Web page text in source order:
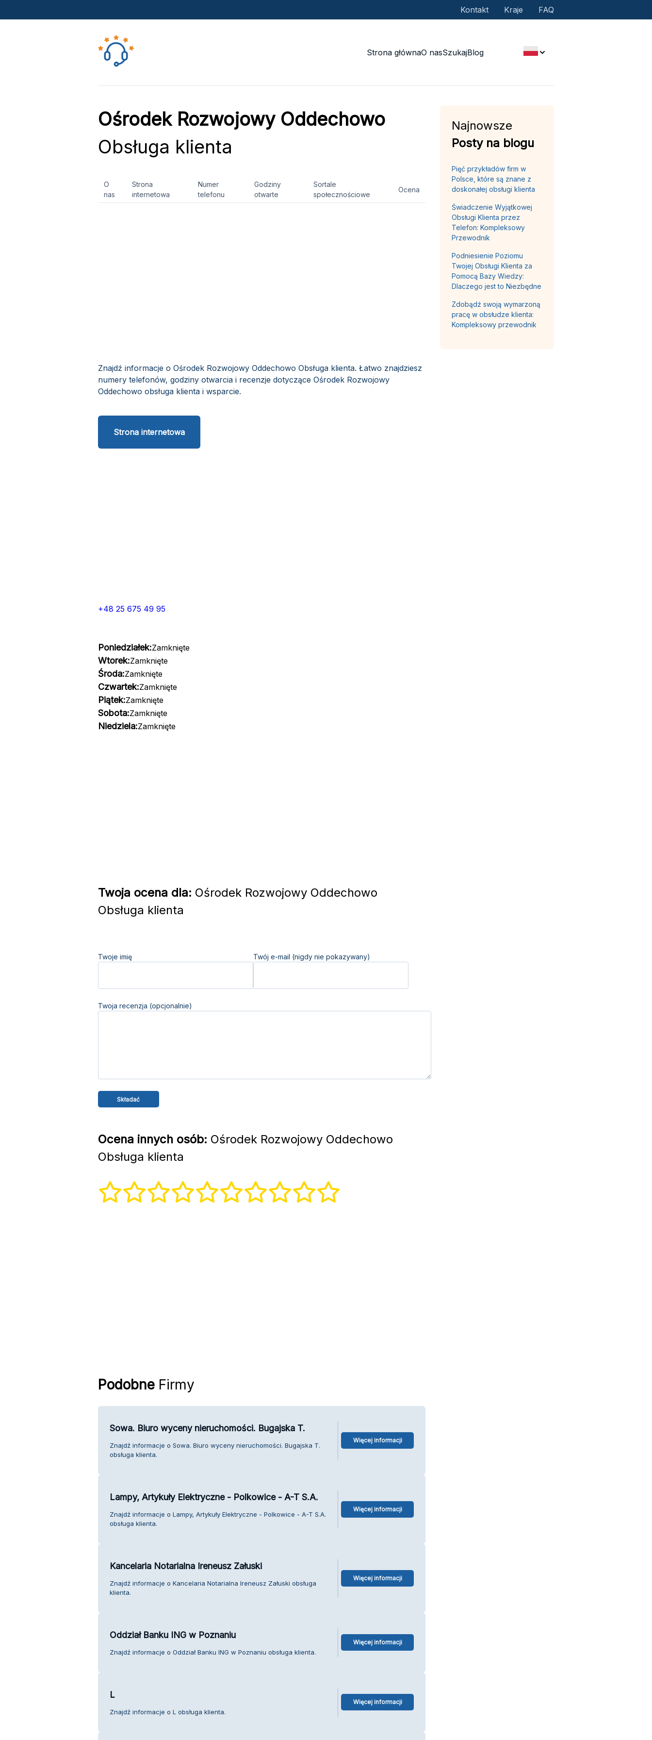
Kontakt Kraje FAQ
Strona głównaO nasSzukajBlog
Ośrodek Rozwojowy Oddechowo
Obsługa klienta
O
nas
Strona
internetowa
Numer
telefonu
Godziny
otwarte
Sortale
społecznościowe
Ocena
Znajdź informacje o Ośrodek Rozwojowy Oddechowo Obsługa klienta. Łatwo znajdziesz
numery telefonów, godziny otwarcia i recenzje dotyczące Ośrodek Rozwojowy
Oddechowo obsługa klienta i wsparcie.
Strona internetowa
+48 25 675 49 95
Poniedziałek:Zamknięte
Wtorek:Zamknięte
Środa:Zamknięte
Czwartek:Zamknięte
Piątek:Zamknięte
Sobota:Zamknięte
Niedziela:Zamknięte
Twoja ocena dla: Ośrodek Rozwojowy Oddechowo
Obsługa klienta
Twoje imię Twój e-mail (nigdy nie pokazywany)
Twoja recenzja (opcjonalnie)
Ocena innych osób: Ośrodek Rozwojowy Oddechowo
Obsługa klienta
PodobneFirmy
Sowa. Biuro wyceny nieruchomości. Bugajska T.
Znajdź informacje o Sowa. Biuro wyceny nieruchomości. Bugajska T.
obsługa klienta.
Więcej informacji
Lampy, Artykuły Elektryczne - Polkowice - A-T S.A.
Znajdź informacje o Lampy, Artykuły Elektryczne - Polkowice - A-T S.A.
obsługa klienta.
Więcej informacji
Kancelaria Notarialna Ireneusz Załuski
Znajdź informacje o Kancelaria Notarialna Ireneusz Załuski obsługa
klienta.
Więcej informacji
Oddział Banku ING w Poznaniu
Znajdź informacje o Oddział Banku ING w Poznaniu obsługa klienta.
Więcej informacji
L
Znajdź informacje o L obsługa klienta.
Więcej informacji
Najnowsze
Posty na blogu
Pięć przykładów firm w
Polsce, które są znane z
doskonałej obsługi klienta
Świadczenie Wyjątkowej
Obsługi Klienta przez
Telefon: Kompleksowy
Przewodnik
Podniesienie Poziomu
Twojej Obsługi Klienta za
Pomocą Bazy Wiedzy:
Dlaczego jest to Niezbędne
Zdobądź swoją wymarzoną
pracę w obsłudze klienta:
Kompleksowy przewodnik